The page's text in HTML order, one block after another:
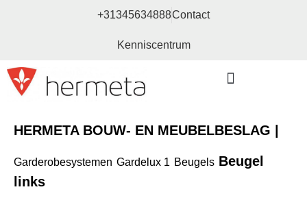
+31345634888Contact
Kenniscentrum
HERMETA BOUW- EN MEUBELBESLAG |
Garderobesystemen Gardelux 1 Beugels Beugel
links